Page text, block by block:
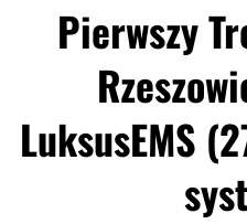
Pierwszy
LuksusEMS